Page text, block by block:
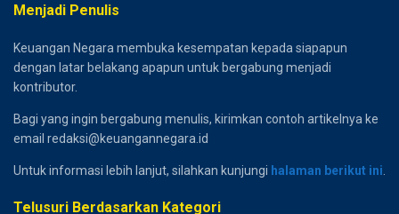
Menjadi Penulis
Keuangan Negara membuka kesempatan kepada siapapun
dengan latar belakang apapun untuk bergabung menjadi
kontributor.
Bagi yang ingin bergabung menulis, kirimkan contoh artikelnya ke
email redaksi@keuangannegara.id
Untuk informasi lebih lanjut, silahkan kunjungi halaman berikut ini
Telusuri Berdasarkan Kategori